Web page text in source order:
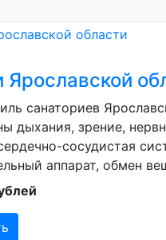
Ярославской
санаториев
дыхания, зрение,
сосудистая
аппарат, обмен